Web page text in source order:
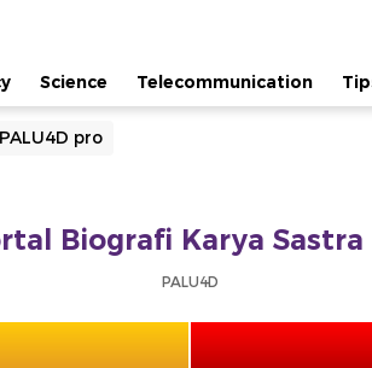
Science Telecommunication
PALU4D pro
Biografi Karya
PALU4D